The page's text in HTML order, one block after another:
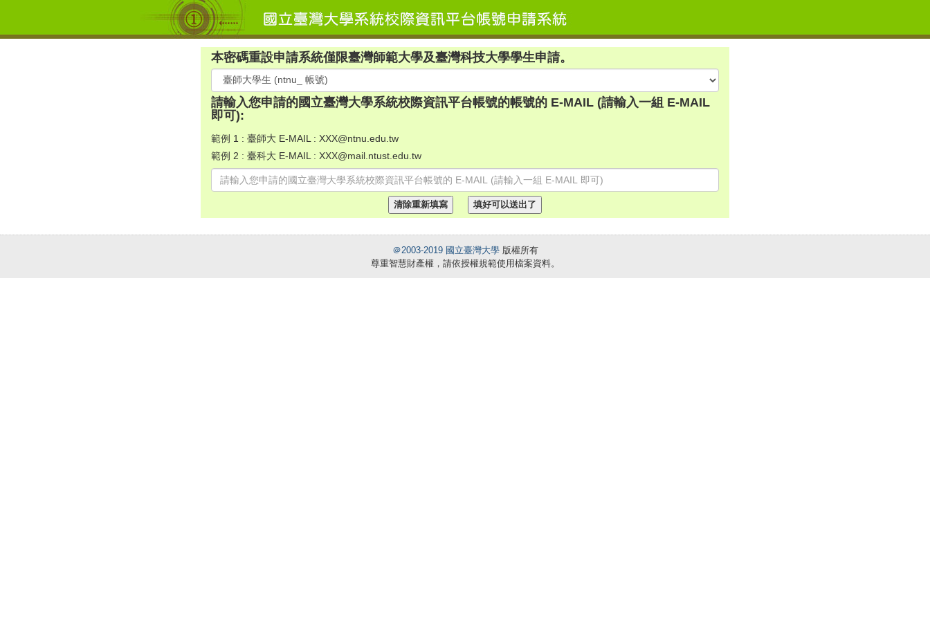
本密碼重設申請系統僅限臺灣師範大學及臺灣科技大學學生申請。
請輸入您申請的國立臺灣大學系統校際資訊平台帳號的帳號的 E-MAIL (請輸入一組 E-MAIL
即可):
範例 1 : 臺師大 E-MAIL : XXX@ntnu.edu.tw
範例 2 : 臺科大 E-MAIL : XXX@mail.ntust.edu.tw
＠2003-2019 國立臺灣大學版權所有
尊重智慧財產權，請依授權規範使用檔案資料。